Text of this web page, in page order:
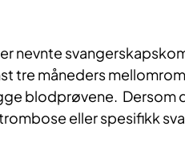
nevnte
tre måneders
blodprøvene. Dersom
eller spesifikk